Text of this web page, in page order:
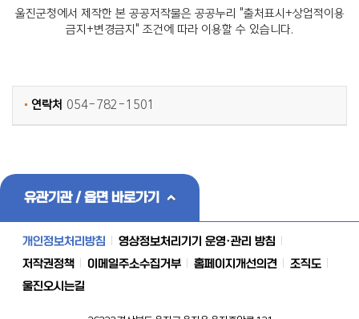
울진군청에서 제작한 본 공공저작물은 공공누리 "출처표시+상업적이용
금지+변경금지" 조건에 따라 이용할 수 있습니다.
연락처 054-782-1501
유관기관 / 읍면 바로가기
개인정보처리방침
영상정보처리기기 운영·관리 방침
저작권정책
이메일주소수집거부 홈페이지개선의견
조직도
울진오시는길